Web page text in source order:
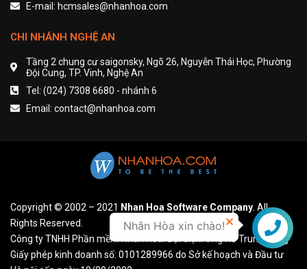
E-mail: hcmsales@nhanhoa.com
CHI NHÁNH NGHỆ AN
Tầng 2 chung cư saigonsky, Ngõ 26, Nguyễn Thái Học, Phường
Đội Cung, TP. Vinh, Nghệ An
Tel: (024) 7308 6680 - nhánh 6
Email: contact@nhanhoa.com
Copyright © 2002 – 2021 Nhan Hoa Software Company. All
Rights Reserved.
Công ty TNHH Phần mềm Nhân Hòa. Đại diện: Ông Hồ Trung Dũng
Giấy phép kinh doanh số: 0101289966 do Sở kế hoạch và Đầu tư
Liên hệ
Nhân Hòa xin chào!